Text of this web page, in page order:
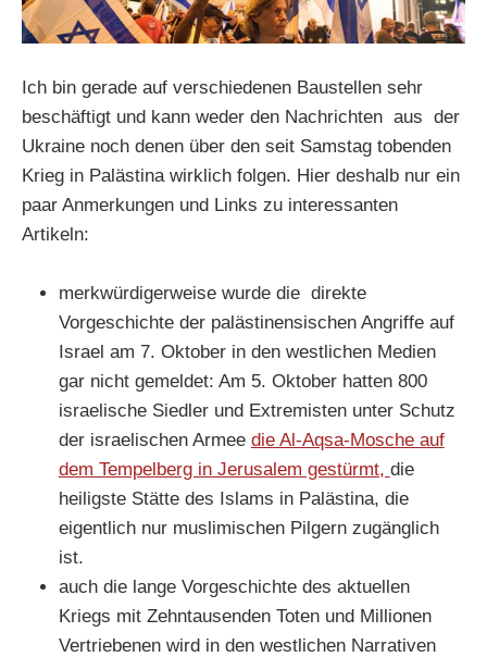
Ich bin gerade auf verschiedenen Baustellen sehr
beschäftigt und kann weder den Nachrichten aus der
Ukraine noch denen über den seit Samstag tobenden
Krieg in Palästina wirklich folgen. Hier deshalb nur ein
paar Anmerkungen und Links zu interessanten
Artikeln:
merkwürdigerweise wurde die direkte
Vorgeschichte der palästinensischen Angriffe auf
Israel am 7. Oktober in den westlichen Medien
gar nicht gemeldet: Am 5. Oktober hatten 800
israelische Siedler und Extremisten unter Schutz
der israelischen Armee die Al-Aqsa-Mosche auf
dem Tempelberg in Jerusalem gestürmt, die
heiligste Stätte des Islams in Palästina, die
eigentlich nur muslimischen Pilgern zugänglich
ist.
auch die lange Vorgeschichte des aktuellen
Kriegs mit Zehntausenden Toten und Millionen
Vertriebenen wird in den westlichen Narrativen